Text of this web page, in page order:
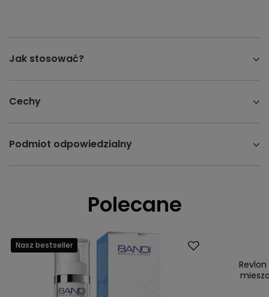
Jak stosować?
Cechy
Podmiot odpowiedzialny
Polecane
Nasz bestseller
Nasz